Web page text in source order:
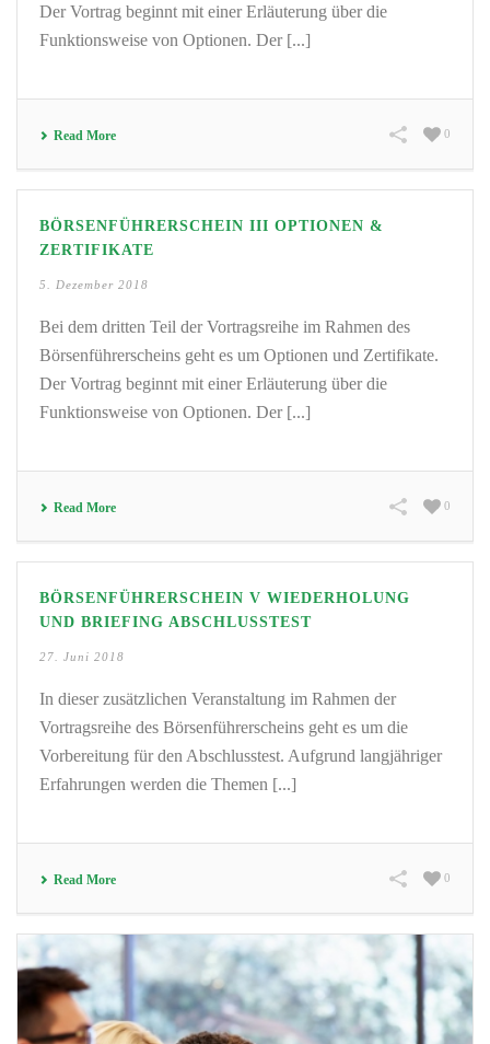
Der Vortrag beginnt mit einer Erläuterung über die
Funktionsweise von Optionen. Der [...]
Read More 0
BÖRSENFÜHRERSCHEIN III OPTIONEN &
ZERTIFIKATE
5. Dezember 2018
Bei dem dritten Teil der Vortragsreihe im Rahmen des
Börsenführerscheins geht es um Optionen und Zertifikate.
Der Vortrag beginnt mit einer Erläuterung über die
Funktionsweise von Optionen. Der [...]
Read More 0
BÖRSENFÜHRERSCHEIN V WIEDERHOLUNG
UND BRIEFING ABSCHLUSSTEST
27. Juni 2018
In dieser zusätzlichen Veranstaltung im Rahmen der
Vortragsreihe des Börsenführerscheins geht es um die
Vorbereitung für den Abschlusstest. Aufgrund langjähriger
Erfahrungen werden die Themen [...]
Read More 0